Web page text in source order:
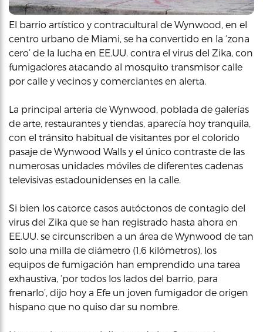
El barrio artístico y contracultural de Wynwood, en el
centro urbano de Miami, se ha convertido en la ‘zona
cero’ de la lucha en EE.UU. contra el virus del Zika, con
fumigadores atacando al mosquito transmisor calle
por calle y vecinos y comerciantes en alerta.
La principal arteria de Wynwood, poblada de galerías
de arte, restaurantes y tiendas, aparecía hoy tranquila,
con el tránsito habitual de visitantes por el colorido
pasaje de Wynwood Walls y el único contraste de las
numerosas unidades móviles de diferentes cadenas
televisivas estadounidenses en la calle.
Si bien los catorce casos autóctonos de contagio del
virus del Zika que se han registrado hasta ahora en
EE.UU. se circunscriben a un área de Wynwood de tan
solo una milla de diámetro (1,6 kilómetros), los
equipos de fumigación han emprendido una tarea
exhaustiva, ‘por todos los lados del barrio, para
frenarlo’, dijo hoy a Efe un joven fumigador de origen
hispano que no quiso dar su nombre.